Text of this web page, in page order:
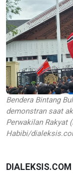
Bendera Bintang
demonstran saat
Perwakilan Rakyat
Habibi/